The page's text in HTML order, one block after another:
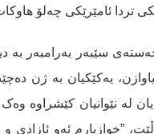
تردا ئامێرێکی چەلۆ
سێبەر بەرامبەر بە
یەکێکیان بە ژن
لە نێوانیان کێشراوە
”خوازیارم ئەو ئازادی